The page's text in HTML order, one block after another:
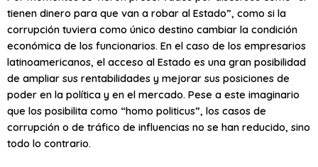
tienen dinero para que van a robar al Estado”, como si la
corrupción tuviera como único destino cambiar la condición
económica de los funcionarios. En el caso de los empresarios
latinoamericanos, el acceso al Estado es una gran posibilidad
de ampliar sus rentabilidades y mejorar sus posiciones de
poder en la política y en el mercado. Pese a este imaginario
que los posibilita como “homo politicus”, los casos de
corrupción o de tráfico de influencias no se han reducido, sino
todo lo contrario.